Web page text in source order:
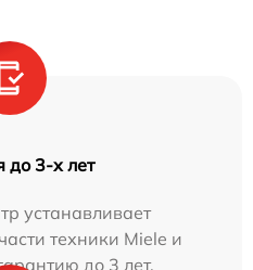
до 3-х лет
устанавливает
техники Miele и
до 3 лет.